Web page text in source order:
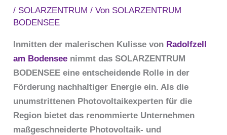
/ SOLARZENTRUM / Von SOLARZENTRUM
BODENSEE
Inmitten der malerischen Kulisse von Radolfzell
am Bodensee nimmt das SOLARZENTRUM
BODENSEE eine entscheidende Rolle in der
Förderung nachhaltiger Energie ein. Als die
unumstrittenen Photovoltaikexperten für die
Region bietet das renommierte Unternehmen
maßgeschneiderte Photovoltaik- und